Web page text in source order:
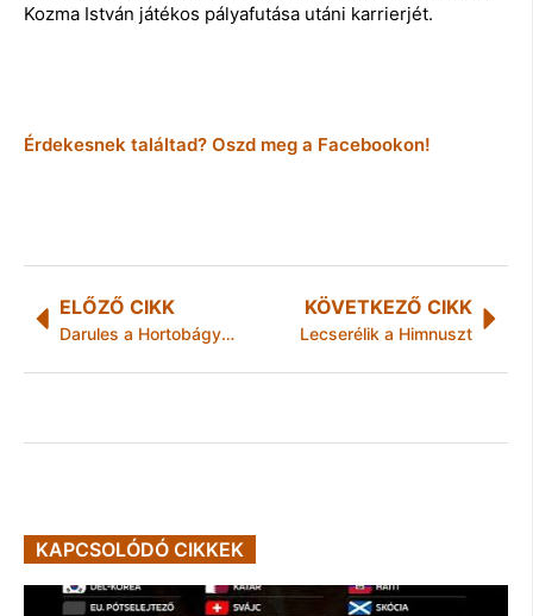
Kozma István játékos pályafutása utáni karrierjét.
Érdekesnek találtad? Oszd meg a Facebookon!
ELŐZŐ CIKK
Darules a Hortobágyon
KÖVETKEZŐ CIKK
Lecserélik a Himnuszt
KAPCSOLÓDÓ CIKKEK